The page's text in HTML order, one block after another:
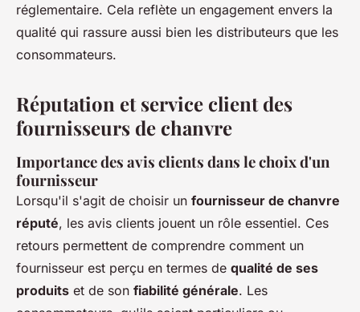
réglementaire. Cela reflète un engagement envers la
qualité qui rassure aussi bien les distributeurs que les
consommateurs.
Réputation et service client des
fournisseurs de chanvre
Importance des avis clients dans le choix d'un
fournisseur
Lorsqu'il s'agit de choisir un fournisseur de chanvre
réputé, les avis clients jouent un rôle essentiel. Ces
retours permettent de comprendre comment un
fournisseur est perçu en termes de qualité de ses
produits et de son fiabilité générale. Les